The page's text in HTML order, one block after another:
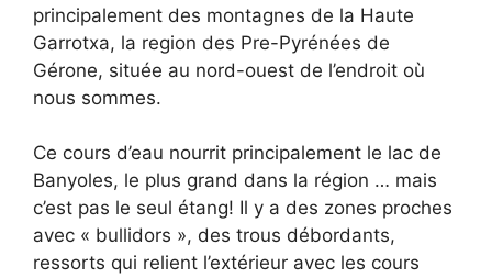
principalement des montagnes de la Haute
Garrotxa, la region des Pre-Pyrénées de
Gérone, située au nord-ouest de l’endroit où
nous sommes.
Ce cours d’eau nourrit principalement le lac de
Banyoles, le plus grand dans la région … mais
c’est pas le seul étang! Il y a des zones proches
avec « bullidors », des trous débordants,
ressorts qui relient l’extérieur avec les cours